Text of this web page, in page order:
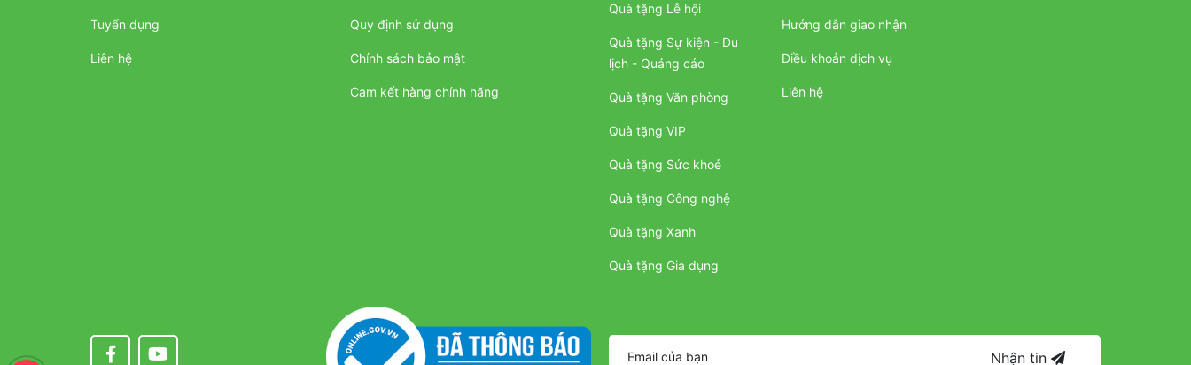
Tuyển dụng
Liên hệ
Quy định sử dụng
Chính sách bảo mật
Cam kết hàng chính hãng
Quà tặng Lễ hội
Quà tặng Sự kiện - Du
lịch - Quảng cáo
Quà tặng Văn phòng
Quà tặng VIP
Quà tặng Sức khoẻ
Quà tặng Công nghệ
Quà tặng Xanh
Quà tặng Gia dụng
Hướng dẫn giao nhận
Điều khoản dịch vụ
Liên hệ
Nhận tin